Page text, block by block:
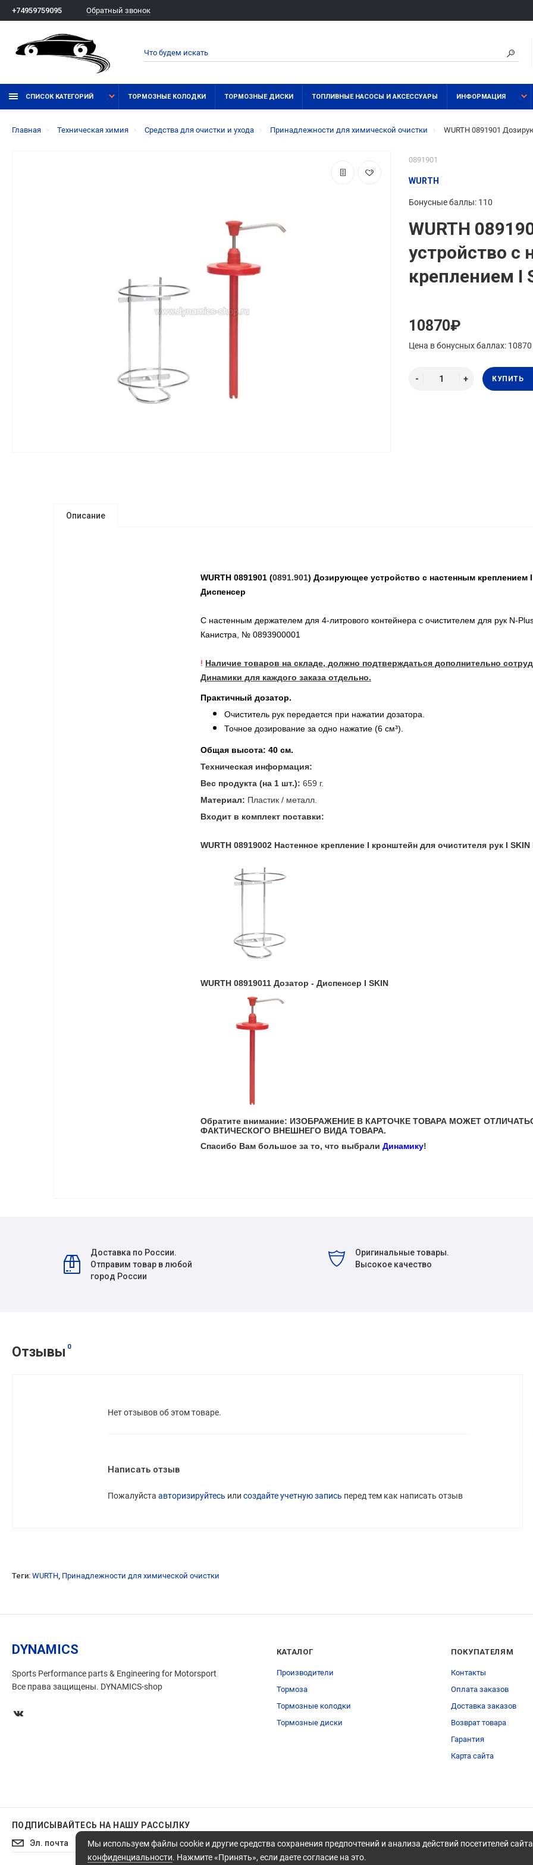
+74959759095 Обратный звонок
СПИСОК КАТЕГОРИЙ ТОРМОЗНЫЕ КОЛОДКИ ТОРМОЗНЫЕ ДИСКИ ТОПЛИВНЫЕ НАСОСЫ И АКСЕССУАРЫ ИНФОРМАЦИЯ
Главная Техническая химия Средства для очистки и ухода Принадлежности для химической очистки WURTH 0891901
0891901
WURTH
Бонусные баллы: 110
WURTH
устройство с
креплением I
10870₽
Цена в бонусных баллах: 10870
КУПИТЬ
Описание
WURTH 0891901 (0891.901) Дозирующее устройство с настенным креплением I
Диспенсер
С настенным держателем для 4-литрового контейнера с очистителем для рук N-
Канистра, № 0893900001
! Наличие товаров на складе, должно подтверждаться дополнительно
Динамики для каждого заказа отдельно.
Практичный дозатор.
Очиститель рук передается при нажатии дозатора.
Точное дозирование за одно нажатие (6 см³).
Общая высота: 40 см.
Техническая информация:​
Вес продукта (на 1 шт.): 659 г.
Материал: Пластик / металл.
Входит в комплект поставки:
WURTH 08919002 Настенное крепление I кронштейн для очистителя рук I SKIN
WURTH 08919011 Дозатор - Диспенсер I SKIN
Обратите внимание: ИЗОБРАЖЕНИЕ В КАРТОЧКЕ ТОВАРА МОЖЕТ
ФАКТИЧЕСКОГО ВНЕШНЕГО ВИДА ТОВАРА.
Спасибо Вам большое за то, что выбрали Динамику!
Доставка по России.
Отправим товар в любой
город России
Оригинальные товары.
Высокое качество
Отзывы 0
Нет отзывов об этом товаре.
Написать отзыв
Пожалуйста авторизируйтесь или создайте учетную запись перед тем как написать отзыв
Теги: WURTH Принадлежности для химической очистки
Мы используем файлы cookie и другие средства сохранения предпочтений и анализа действий посетителей
конфиденциальности. Нажмите «Принять», если даете согласие на это.
DYNAMICS
Sports Performance parts & Engineering for Motorsport
Все права защищены. DYNAMICS-shop
КАТАЛОГ
Производители
Тормоза
Тормозные колодки
Тормозные диски
ПОКУПАТЕЛЯМ
Контакты
Оплата заказов
Доставка заказов
Возврат товара
Гарантия
Карта сайта
ПОДПИСЫВАЙТЕСЬ НА НАШУ РАССЫЛКУ
Подписаться